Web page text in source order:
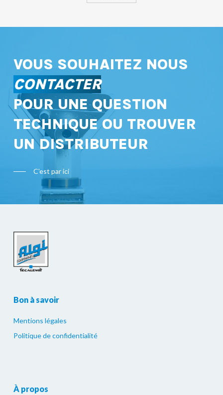
VOUS SOUHAITEZ NOUS
CONTACTER
POUR UNE QUESTION
TECHNIQUE OU TROUVER
UN DISTRIBUTEUR
C'est par ici
Bon à savoir
Mentions légales
Politique de confidentialité
À propos